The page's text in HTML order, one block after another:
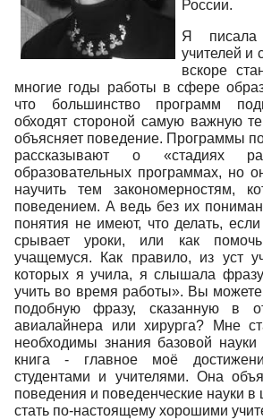
России.
Я писала
учителей и
вскоре
многие годы работы в сфере
что большинство программ
обходят стороной самую важную
объясняет поведение. Программы
рассказывают о «стадиях
образовательных программах, но
научить тем закономерностям,
поведением. А ведь без их
понятия не имеют, что делать,
срывает уроки, или как
учащемуся. Как правило, из уст
которых я учила, я слышала
учить во время работы». Вы можете
подобную фразу, сказанную в
авиалайнера или хирурга? Мне
необходимы знания базовой
книга - главное моё
студентами и учителями. Она
поведения и поведенческие науки в
стать по-настоящему хорошими